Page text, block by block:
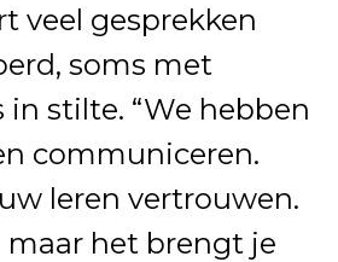
veel gesprekken
soms met
in stilte. “We hebben
communiceren.
leren vertrouwen.
maar het brengt je